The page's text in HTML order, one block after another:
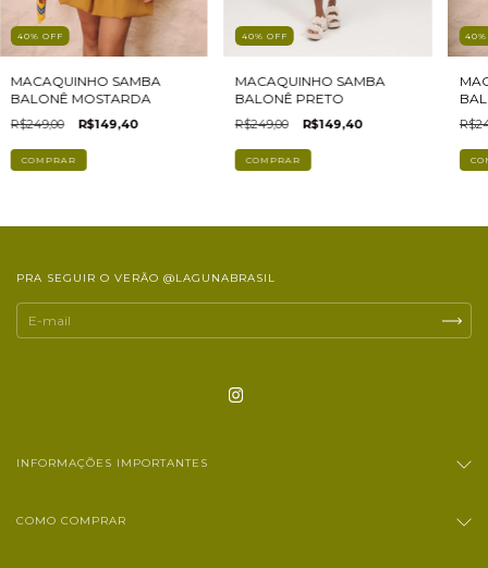
40% OFF
MACAQUINHO SAMBA
BALONÊ MOSTARDA
R$249,00 R$149,40
COMPRAR
40% OFF
MACAQUINHO SAMBA
BALONÊ PRETO
R$249,00 R$149,40
COMPRAR
40
PRA SEGUIR O VERÃO @LAGUNABRASIL
INFORMAÇÕES IMPORTANTES
COMO COMPRAR